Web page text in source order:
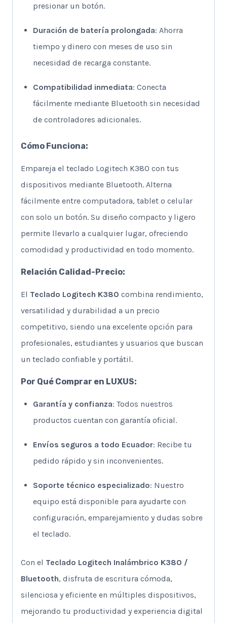
presionar un botón.
Duración de batería prolongada: Ahorra
tiempo y dinero con meses de uso sin
necesidad de recarga constante.
Compatibilidad inmediata: Conecta
fácilmente mediante Bluetooth sin necesidad
de controladores adicionales.
Cómo Funciona:
Empareja el teclado Logitech K380 con tus
dispositivos mediante Bluetooth. Alterna
fácilmente entre computadora, tablet o celular
con solo un botón. Su diseño compacto y ligero
permite llevarlo a cualquier lugar, ofreciendo
comodidad y productividad en todo momento.
Relación Calidad-Precio:
El Teclado Logitech K380 combina rendimiento,
versatilidad y durabilidad a un precio
competitivo, siendo una excelente opción para
profesionales, estudiantes y usuarios que buscan
un teclado confiable y portátil.
Por Qué Comprar en LUXUS:
Garantía y confianza: Todos nuestros
productos cuentan con garantía oficial.
Envíos seguros a todo Ecuador: Recibe tu
pedido rápido y sin inconvenientes.
Soporte técnico especializado: Nuestro
equipo está disponible para ayudarte con
configuración, emparejamiento y dudas sobre
el teclado.
Con el Teclado Logitech Inalámbrico K380 /
Bluetooth, disfruta de escritura cómoda,
silenciosa y eficiente en múltiples dispositivos,
mejorando tu productividad y experiencia digital